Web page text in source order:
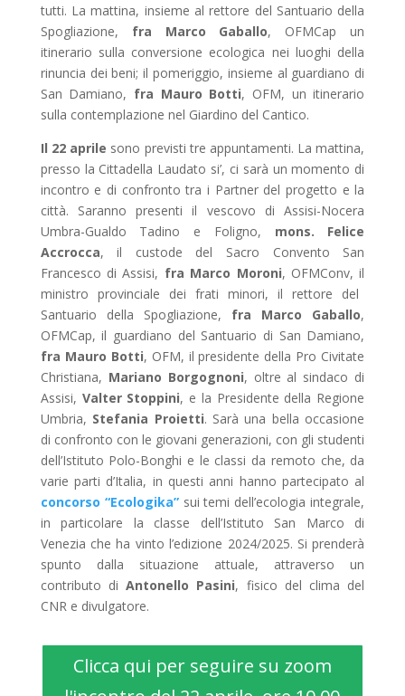
tutti. La mattina, insieme al rettore del Santuario della
Spogliazione, fra Marco Gaballo, OFMCap un
itinerario sulla conversione ecologica nei luoghi della
rinuncia dei beni; il pomeriggio, insieme al guardiano di
San Damiano, fra Mauro Botti, OFM, un itinerario
sulla contemplazione nel Giardino del Cantico.
Il 22 aprile sono previsti tre appuntamenti. La mattina,
presso la Cittadella Laudato si’, ci sarà un momento di
incontro e di confronto tra i Partner del progetto e la
città. Saranno presenti il vescovo di Assisi-Nocera
Umbra-Gualdo Tadino e Foligno, mons. Felice
Accrocca, il custode del Sacro Convento San
Francesco di Assisi, fra Marco Moroni, OFMConv, il
ministro provinciale dei frati minori, il rettore del
Santuario della Spogliazione, fra Marco Gaballo,
OFMCap, il guardiano del Santuario di San Damiano,
fra Mauro Botti, OFM, il presidente della Pro Civitate
Christiana, Mariano Borgognoni, oltre al sindaco di
Assisi, Valter Stoppini, e la Presidente della Regione
Umbria, Stefania Proietti. Sarà una bella occasione
di confronto con le giovani generazioni, con gli studenti
dell’Istituto Polo-Bonghi e le classi da remoto che, da
varie parti d’Italia, in questi anni hanno partecipato al
concorso “Ecologika”sui temi dell’ecologia integrale,
in particolare la classe dell’Istituto San Marco di
Venezia che ha vinto l’edizione 2024/2025. Si prenderà
spunto dalla situazione attuale, attraverso un
contributo diAntonello Pasini, fisico del clima del
CNR e divulgatore.
Clicca qui per seguire su zoom